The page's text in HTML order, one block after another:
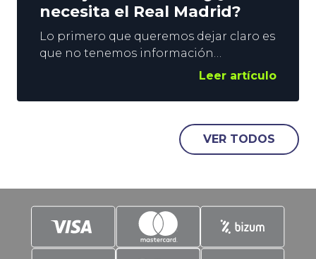
necesita el Real Madrid?
Lo primero que queremos dejar claro es
que no tenemos información
privilegiada. Eso sí, vemos el suficiente
dónde pueden ir los fichajes del verano
de los grandes de la Liga. En este post
nos ocuparemos del Madrid, pero
también tendremos tiempo de
de Barcelona
Leer artículo
VER TODOS